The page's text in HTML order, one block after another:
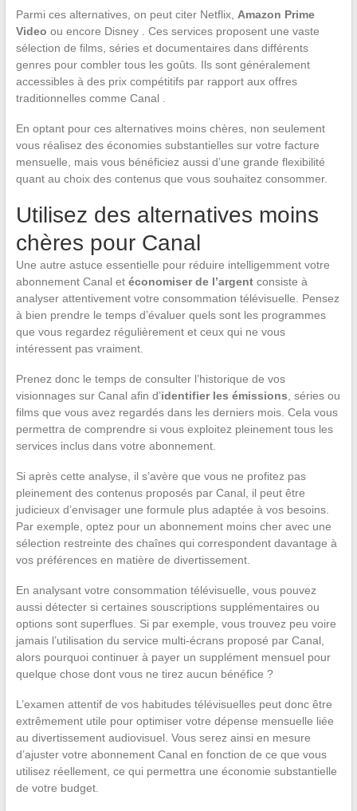
Parmi ces alternatives, on peut citer Netflix, Amazon Prime
Video ou encore Disney . Ces services proposent une vaste
sélection de films, séries et documentaires dans différents
genres pour combler tous les goûts. Ils sont généralement
accessibles à des prix compétitifs par rapport aux offres
traditionnelles comme Canal .
En optant pour ces alternatives moins chères, non seulement
vous réalisez des économies substantielles sur votre facture
mensuelle, mais vous bénéficiez aussi d’une grande flexibilité
quant au choix des contenus que vous souhaitez consommer.
Utilisez des alternatives moins
chères pour Canal
Une autre astuce essentielle pour réduire intelligemment votre
abonnement Canal et économiser de l’argentconsiste à
analyser attentivement votre consommation télévisuelle. Pensez
à bien prendre le temps d’évaluer quels sont les programmes
que vous regardez régulièrement et ceux qui ne vous
intéressent pas vraiment.
Prenez donc le temps de consulter l’historique de vos
visionnages sur Canal afin d’identifier les émissions , séries ou
films que vous avez regardés dans les derniers mois. Cela vous
permettra de comprendre si vous exploitez pleinement tous les
services inclus dans votre abonnement.
Si après cette analyse, il s’avère que vous ne profitez pas
pleinement des contenus proposés par Canal, il peut être
judicieux d’envisager une formule plus adaptée à vos besoins.
Par exemple, optez pour un abonnement moins cher avec une
sélection restreinte des chaînes qui correspondent davantage à
vos préférences en matière de divertissement.
En analysant votre consommation télévisuelle, vous pouvez
aussi détecter si certaines souscriptions supplémentaires ou
options sont superflues. Si par exemple, vous trouvez peu voire
jamais l’utilisation du service multi-écrans proposé par Canal,
alors pourquoi continuer à payer un supplément mensuel pour
quelque chose dont vous ne tirez aucun bénéfice ?
L’examen attentif de vos habitudes télévisuelles peut donc être
extrêmement utile pour optimiser votre dépense mensuelle liée
au divertissement audiovisuel. Vous serez ainsi en mesure
d’ajuster votre abonnement Canal en fonction de ce que vous
utilisez réellement, ce qui permettra une économie substantielle
de votre budget.